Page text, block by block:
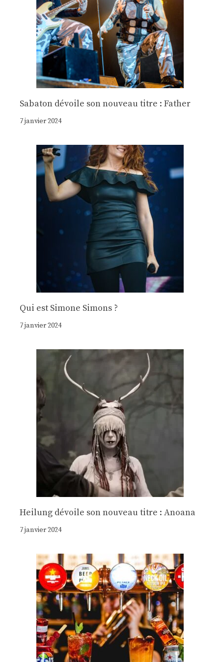
Sabaton dévoile son nouveau titre : Father
7 janvier 2024
Qui est Simone Simons ?
7 janvier 2024
Heilung dévoile son nouveau titre : Anoana
7 janvier 2024